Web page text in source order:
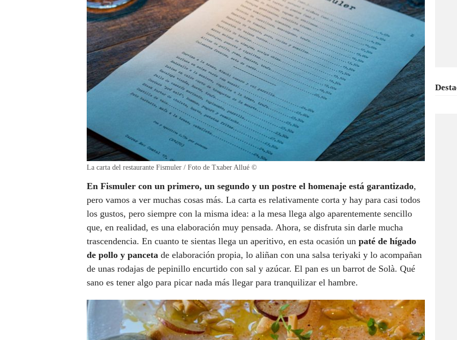
La carta del restaurante Fismuler / Foto de Txaber Allué ©
En Fismuler con un primero, un segundo y un postre el homenaje está garantizado,
pero vamos a ver muchas cosas más. La carta es relativamente corta y hay para casi todos
los gustos, pero siempre con la misma idea: a la mesa llega algo aparentemente sencillo
que, en realidad, es una elaboración muy pensada. Ahora, se disfruta sin darle mucha
trascendencia. En cuanto te sientas llega un aperitivo, en esta ocasión un paté de hígado
de pollo y panceta de elaboración propia, lo aliñan con una salsa teriyaki y lo acompañan
de unas rodajas de pepinillo encurtido con sal y azúcar. El pan es un barrot de Solà. Qué
sano es tener algo para picar nada más llegar para tranquilizar el hambre.